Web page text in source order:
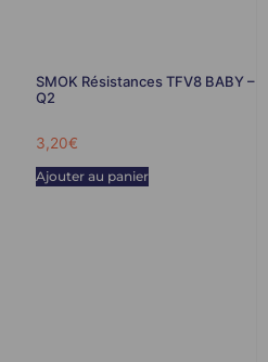
SMOK Résistances TFV8 BABY –
Q2
3,20€
Ajouter au panier